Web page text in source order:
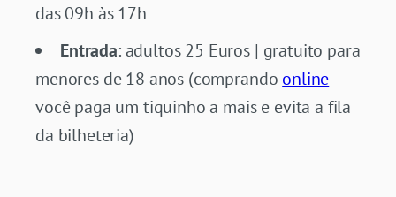
das 09h às 17h
Entrada: adultos 25 Euros | gratuito para
menores de 18 anos (comprando online
você paga um tiquinho a mais e evita a fila
da bilheteria)